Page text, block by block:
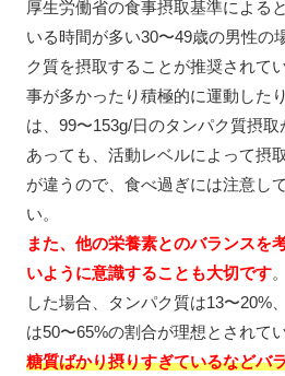
厚生労働省の食事摂取基準による
いる時間が多い30〜49歳の男性の
ク質を摂取することが推奨されて
事が多かったり積極的に運動した
は、99〜153g/日のタンパク質摂
あっても、活動レベルによって摂
が違うので、食べ過ぎには注意し
い。
また、他の栄養素とのバランスを
いように意識することも大切です
した場合、タンパク質は13〜20%
は50〜65%の割合が理想とされてい
糖質ばかり摂りすぎているなどバ